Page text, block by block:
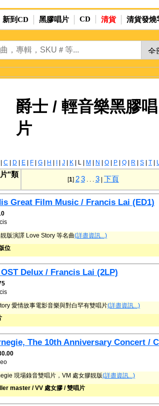
新到CD 黑膠唱片 CD 清貨 清貨發燒
爵士 / 輕音樂黑膠唱
片
C D E F G H J K L M N O P Q R S T
"類
[1] 2 3 . . . 3 下頁
Great Film Music / Francis Lai (ED1)
版演譯 Love Story 等名曲(詳盡資訊...)
位
Delux / Francis Lai (2LP)
愛情故事電影音樂與對白罕有雙唱片(詳盡資訊...)
The 10th Anniversary Concert /
現場錄音雙唱片，VM 處女膠靚版(詳盡資訊...)
master / VV 處女膠 / 雙唱片